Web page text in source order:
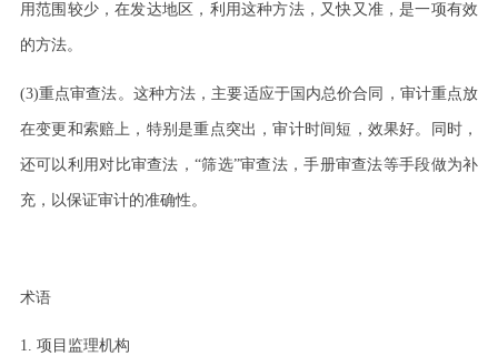
用范围较少，在发达地区，利用这种方法，又快又准，是一项有效
的方法。
(3)重点审查法。这种方法，主要适应于国内总价合同，审计重点放
在变更和索赔上，特别是重点突出，审计时间短，效果好。同时，
还可以利用对比审查法，“筛选”审查法，手册审查法等手段做为补
充，以保证审计的准确性。
术语
1. 项目监理机构